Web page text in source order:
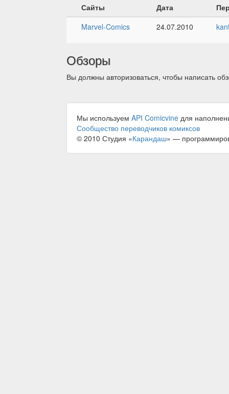
Сайты Дата
Marvel-Comics
24.07.2010
Обзоры
Вы должны авторизоваться, чтобы написать
Мы используем API Comicvine для
Сообщество переводчиков комиксов
© 2010 Студия «Карандаш» —